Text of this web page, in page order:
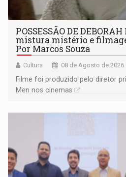
POSSESSÃO DE
mistura mistério e
Por Marcos Souza
Cultura 08 de Agosto de 2026
Filme foi produzido pelo diretor
Men nos cinemas